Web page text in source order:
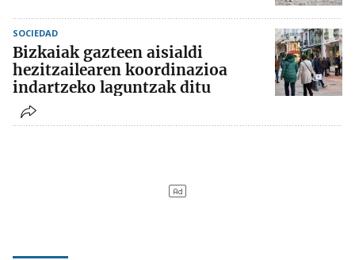
SOCIEDAD
Bizkaiak gazteen aisialdi
hezitzailearen koordinazioa
indartzeko laguntzak ditu